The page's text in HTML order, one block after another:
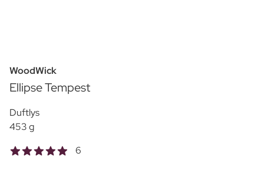
WoodWick
Ellipse Tempest
Duftlys
453 g
6